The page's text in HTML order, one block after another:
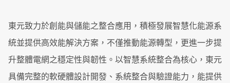
東元致力於創能與儲能之整合應用，積極發展智慧化能源系
統並提供高效能解決方案，不僅推動能源轉型，更進一步提
升整體電網之穩定性與韌性。以智慧系統整合為核心，東元
具備完整的軟硬體設計開發、系統整合與驗證能力，能提供